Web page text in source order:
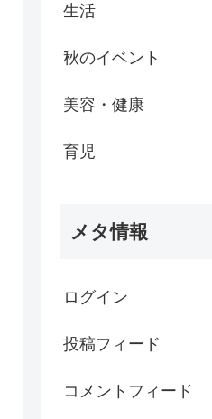
生活
秋のイベント
美容・健康
育児
メタ情報
ログイン
投稿フィード
コメントフィード